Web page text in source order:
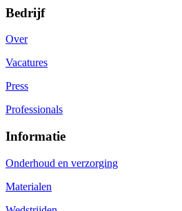
Bedrijf
Over
Vacatures
Press
Professionals
Informatie
Onderhoud en verzorging
Materialen